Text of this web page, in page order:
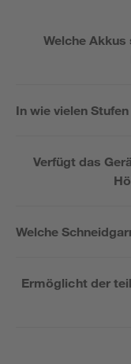
Welche
In wie vielen
Verfügt das
Welche
Ermöglicht der